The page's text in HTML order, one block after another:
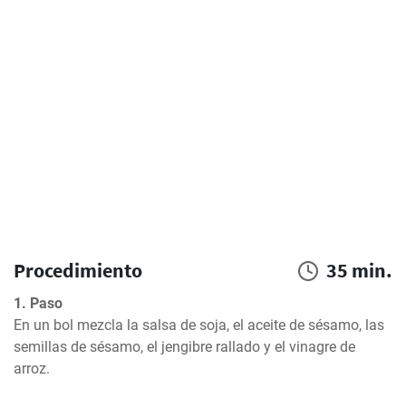
Procedimiento 35 min.
1. Paso
En un bol mezcla la salsa de soja, el aceite de sésamo, las
semillas de sésamo, el jengibre rallado y el vinagre de
arroz.